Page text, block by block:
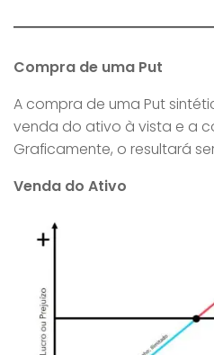
Compra de uma Put
A compra de uma Put
venda do ativo à vista e a
Graficamente, o resultará
Venda do Ativo